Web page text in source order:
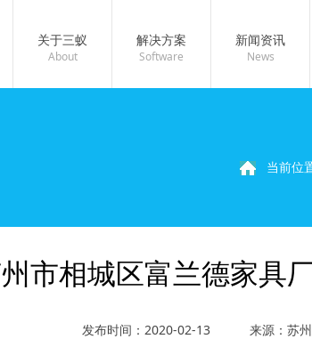
关于三蚁
About
解决方案
Software
新闻资讯
News
当前位
市相城区富兰德家具
发布时间：2020-02-13 来源：苏